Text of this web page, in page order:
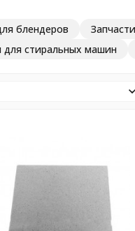
блендеров
для стиральных машин